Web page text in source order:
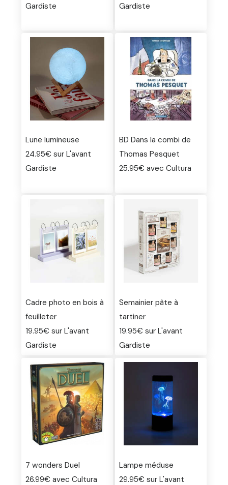
Gardiste
Gardiste
Lune lumineuse
24.95€ sur L'avant
Gardiste
BD Dans la combi de
Thomas Pesquet
25.95€ avec Cultura
Cadre photo en bois à
feuilleter
19.95€ sur L'avant
Gardiste
Semainier pâte à
tartiner
19.95€ sur L'avant
Gardiste
7 wonders Duel
26.99€ avec Cultura
Lampe méduse
29.95€ sur L'avant